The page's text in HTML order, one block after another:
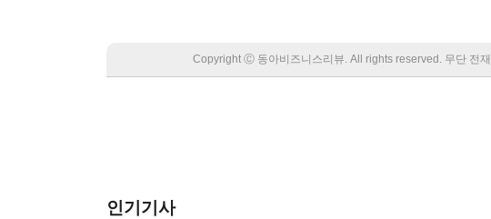
Copyright Ⓒ 동아비즈니스리뷰. All rights reserved. 무단 전재
인기기사